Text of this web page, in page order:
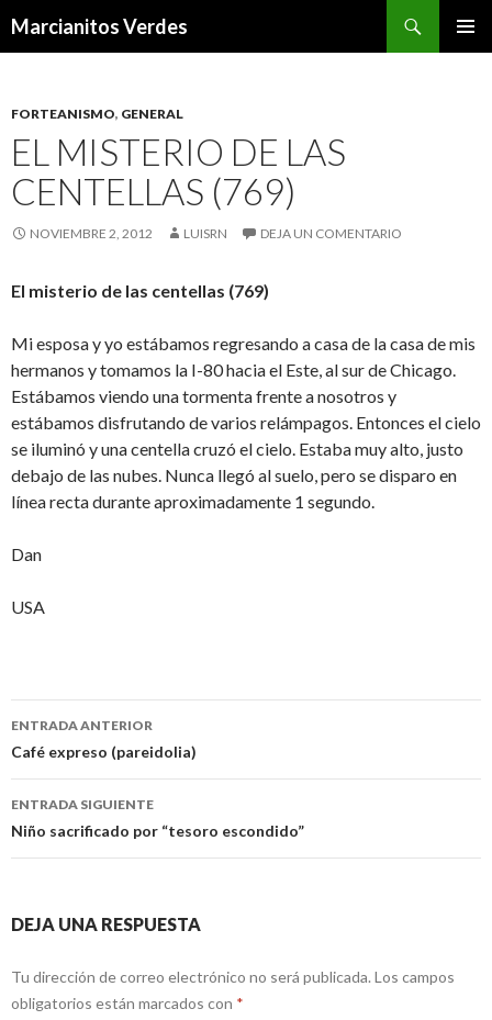
Marcianitos Verdes
FORTEANISMO, GENERAL
EL MISTERIO DE LAS
CENTELLAS (769)
NOVIEMBRE 2, 2012 LUISRN DEJA UN COMENTARIO
El misterio de las centellas (769)
Mi esposa y yo estábamos regresando a casa de la casa de mis
hermanos y tomamos la I-80 hacia el Este, al sur de Chicago.
Estábamos viendo una tormenta frente a nosotros y
estábamos disfrutando de varios relámpagos. Entonces el cielo
se iluminó y una centella cruzó el cielo. Estaba muy alto, justo
debajo de las nubes. Nunca llegó al suelo, pero se disparo en
línea recta durante aproximadamente 1 segundo.
Dan
USA
Navegación
de
entradas
ENTRADA ANTERIOR
Café expreso (pareidolia)
ENTRADA SIGUIENTE
Niño sacrificado por “tesoro escondido”
DEJA UNA RESPUESTA
Tu dirección de correo electrónico no será publicada. Los campos
obligatorios están marcados con *